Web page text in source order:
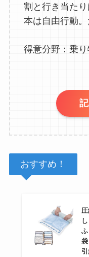
割と行き当た
本は自由行動。
得意分野：乗
おすすめ！